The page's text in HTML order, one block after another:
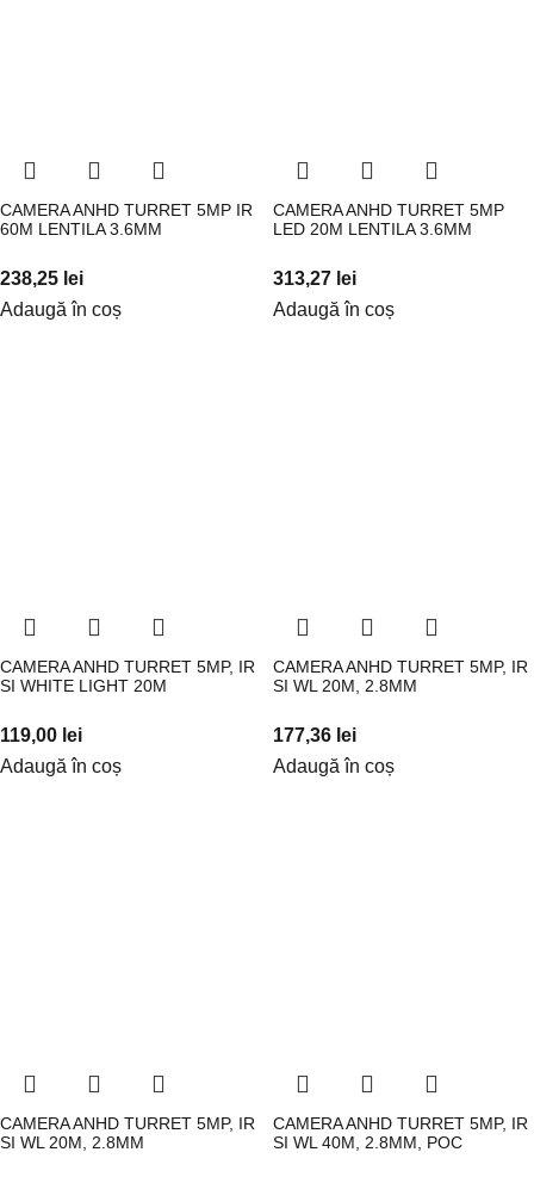
CAMERA ANHD TURRET 5MP IR
60M LENTILA 3.6MM
238,25 lei
Adaugă în coș
CAMERA ANHD TURRET 5MP
LED 20M LENTILA 3.6MM
313,27 lei
Adaugă în coș
CAMERA ANHD TURRET 5MP, IR
SI WHITE LIGHT 20M
119,00 lei
Adaugă în coș
CAMERA ANHD TURRET 5MP, IR
SI WL 20M, 2.8MM
177,36 lei
Adaugă în coș
CAMERA ANHD TURRET 5MP, IR
SI WL 20M, 2.8MM
CAMERA ANHD TURRET 5MP, IR
SI WL 40M, 2.8MM, POC